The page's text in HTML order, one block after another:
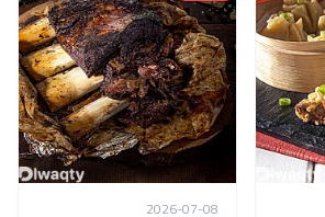
2026-07-08